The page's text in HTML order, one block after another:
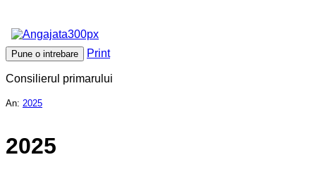
Pune o intrebare Print
Consilierul primarului
An: 2025
2025